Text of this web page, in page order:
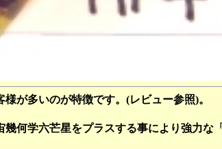
が多いのが特徴です。(レビュー参照)。
何学六芒星をプラスする事により強力な「